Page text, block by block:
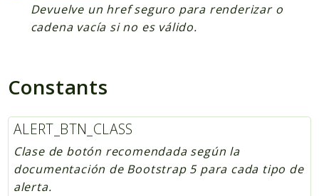
Devuelve un href seguro para renderizar o
cadena vacía si no es válido.
Constants
ALERT_BTN_CLASS
Clase de botón recomendada según la
documentación de Bootstrap 5 para cada tipo de
alerta.